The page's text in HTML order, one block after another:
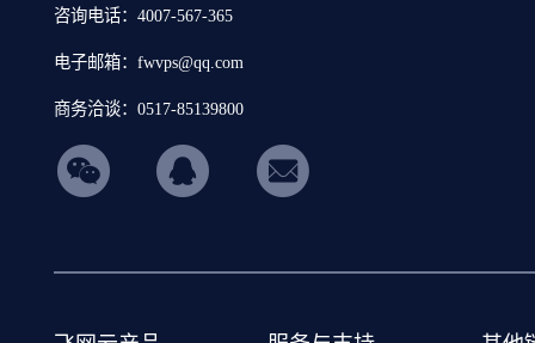
Windows7如何开启IE内容审查限定
Windows7如何禁止运行指定程序
咨询电话：4007-567-365
电子邮箱：fwvps@qq.com
商务洽谈：0517-85139800
hicon34